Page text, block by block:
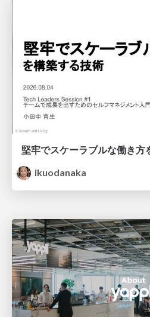
堅牢でスケーラブルな働き方
ikuodanaka